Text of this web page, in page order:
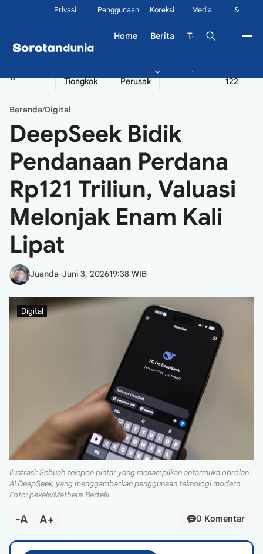
Privasi Penggunaan Koreksi
Media
&
Home Berita Tekno Dinamika
#
Tiongkok
Perusak
Seychelles
122
Beranda/Digital
DeepSeek Bidik
Pendanaan Perdana
Rp121 Triliun, Valuasi
Melonjak Enam Kali
Lipat
Juanda-Juni 3, 202619:38 WIB
Digital
Ilustrasi: Sebuah telepon pintar yang menampilkan antarmuka obrolan
AI DeepSeek, yang menggambarkan penggunaan teknologi modern.
Foto: pexels/Matheus Bertelli
-A A+ 0 Komentar